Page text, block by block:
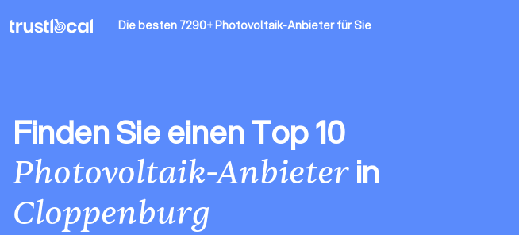
Die besten 7290+ Photovoltaik-Anbieter für Sie
Finden Sie einen Top 10
Photovoltaik-Anbieterin
Cloppenburg